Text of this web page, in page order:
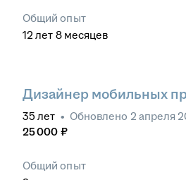
Общий опыт
12 лет 8 месяцев
Дизайнер мобильных
35 лет • Обновлено 2 апреля
25 000 ₽
Общий опыт